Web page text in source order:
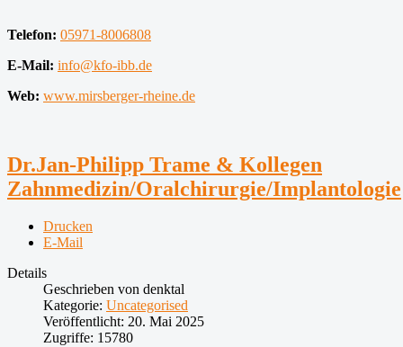
Telefon: 05971-8006808
E-Mail: info@kfo-ibb.de
Web: www.mirsberger-rheine.de
Dr.Jan-Philipp Trame & Kollegen
Zahnmedizin/Oralchirurgie/Implantologie
Drucken
E-Mail
Details
Geschrieben von denktal
Kategorie: Uncategorised
Veröffentlicht: 20. Mai 2025
Zugriffe: 15780